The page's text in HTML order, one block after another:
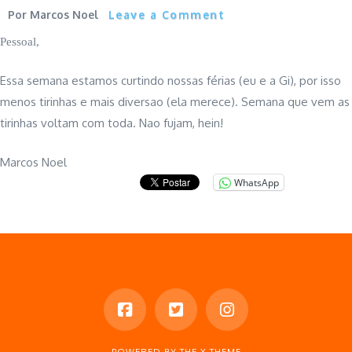
Marcos Noel Leave a Comment
Pessoal,
Essa semana estamos curtindo nossas férias (eu e a Gi), por isso
menos tirinhas e mais diversao (ela merece). Semana que vem as
tirinhas voltam com toda. Nao fujam, hein!
Marcos Noel
WhatsApp